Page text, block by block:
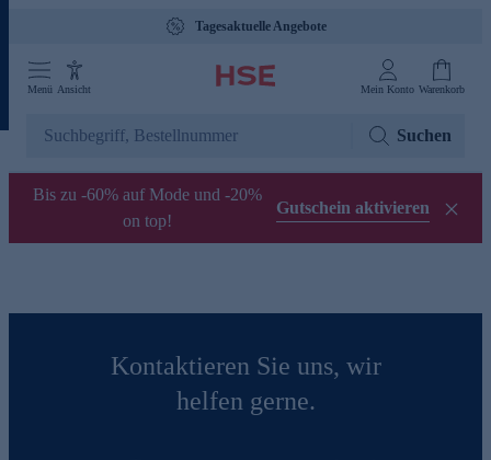
Tagesaktuelle Angebote
Menü Ansicht Mein Konto Warenkorb
Suchen
Bis zu -60% auf Mode und -20%
on top!
Gutschein aktivieren
Kontaktieren Sie uns, wir
helfen gerne.